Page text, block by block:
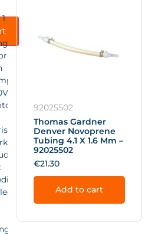
92025502
Thomas Gardner
Denver Novoprene
Tubing 4.1 X 1.6 Mm –
92025502
€21.30
Add to cart